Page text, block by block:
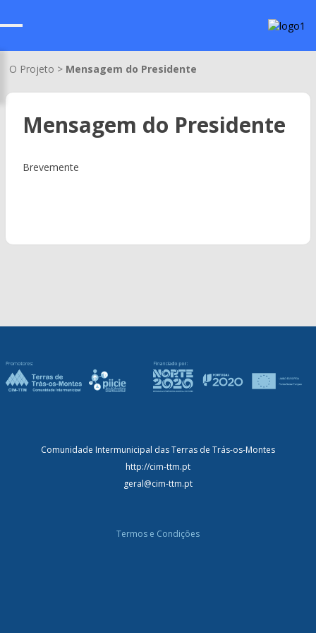
O Projeto > Mensagem do Presidente
Mensagem do Presidente
Brevemente
Comunidade Intermunicipal das Terras de Trás-os-Montes
http://cim-ttm.pt
geral@cim-ttm.pt
Termos e Condições